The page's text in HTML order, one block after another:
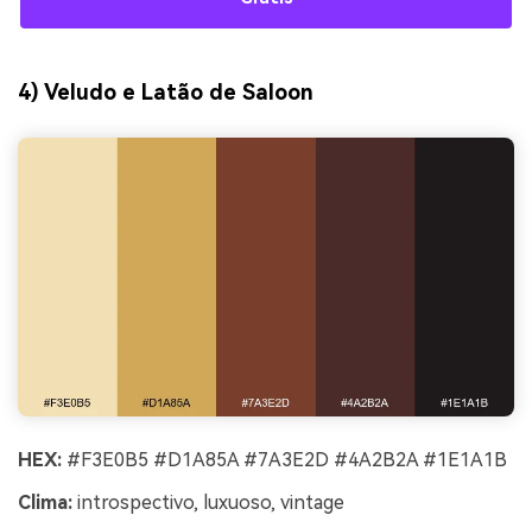
4) Veludo e Latão de Saloon
HEX: #F3E0B5 #D1A85A #7A3E2D #4A2B2A #1E1A1B
Clima: introspectivo, luxuoso, vintage